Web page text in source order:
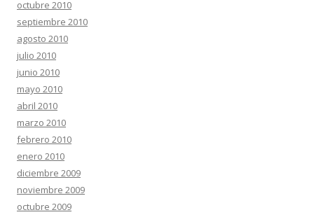
octubre 2010
septiembre 2010
agosto 2010
julio 2010
junio 2010
mayo 2010
abril 2010
marzo 2010
febrero 2010
enero 2010
diciembre 2009
noviembre 2009
octubre 2009